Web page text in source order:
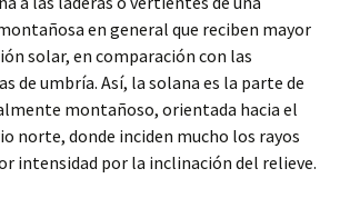
en general que reciben mayor
solar, en comparación con las
de umbría. Así, la solana es la parte de
montañoso, orientada hacia el
norte, donde inciden mucho los rayos
intensidad por la inclinación del relieve.